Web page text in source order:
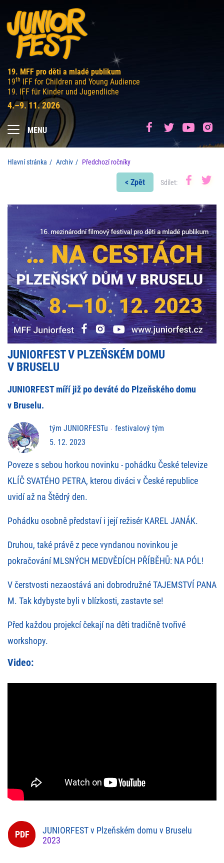
19. MFF pro děti a mladé publikum
19th IFF for Children and Young Audience
19. IFF für Kinder und Jugendliche
4.–9. 11. 2026
MENU
Hlavní stránka Archiv Předchozí ročníky
< Zpět Sdílet:
JUNIORFEST V PLZEŇSKÉM DOMU
V BRUSELU
JUNIORFEST míří již po deváté do Plzeňského domu
v Bruselu.
tým JUNIORFESTu
festivalový tým
5. 12. 2023
Poveze s sebou horkou novinku - pohádku České televize
KLÍČ SVATÉHO PETRA, kterou diváci v České republice
uvidí až na Štědrý den.
Pohádku osobně představí i její režisér KAREL JANÁK.
Druhou, také právě z pece vyndanou novinkou je
pokračování MLSNÝCH MEDVĚDÍCH PŘÍBĚHŮ: NA PÓL!
V čerstvosti nezaostává ani dobrodružné TAJEMSTVÍ PANA
M. Tak kdybyste byli v blízkosti, zastavte se!
Před každou projekcí čekají na děti tradičně tvořivé
workshopy.
Video:
JUNIORFEST v Plzeňském domu v Bruselu
2023